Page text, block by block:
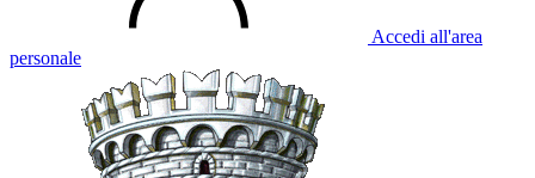
Accedi all'area
personale